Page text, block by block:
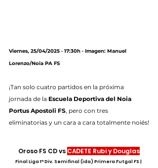
Viernes, 25/04/2025 · 17:30h · Imagen: Manuel
Lorenzo/Noia PA FS
¡Tan solo cuatro partidos en la próxima
jornada de la Escuela Deportiva del Noia
Portus Apostoli FS, pero con tres
eliminatorias y un cara a cara totalmente noiés!
Oroso FS CD vs CADETE Rubi y Douglas
Final Liga 1ª Div. Semifinal (ida) Primera Futgal FS |